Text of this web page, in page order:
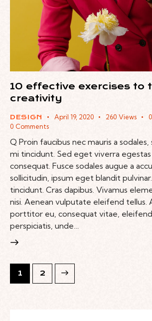
10 effective exercises to
creativity
DESIGN April 19, 2020 260 Views 0
0 Comments
Q Proin faucibus nec mauris a
mi tincidunt. Sed eget viverra egestas
consequat. Fusce sodales augue a
sollicitudin, ipsum eget blandit
tincidunt. Cras dapibus. Vivamus
nisi. Aenean vulputate eleifend tellus.
porttitor eu, consequat vitae,
perspiciatis, unde…
1 2